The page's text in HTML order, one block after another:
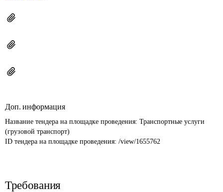
Доп. информация
Название тендера на площадке проведения: Транспортные услуги
(грузовой транспорт)
ID тендера на площадке проведения: /view/1655762
Требования